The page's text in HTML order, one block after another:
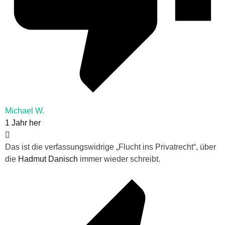
Michael W.
1 Jahr her
Das ist die verfassungswidrige „Flucht ins Privatrecht“, über
die Hadmut Danisch immer wieder schreibt.